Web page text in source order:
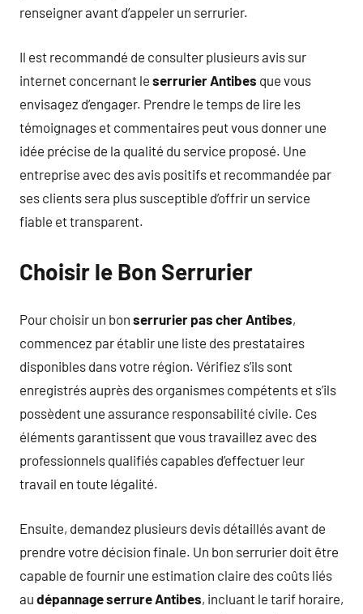
renseigner avant d’appeler un serrurier.
Il est recommandé de consulter plusieurs avis sur
internet concernant le serrurier Antibes que vous
envisagez d’engager. Prendre le temps de lire les
témoignages et commentaires peut vous donner une
idée précise de la qualité du service proposé. Une
entreprise avec des avis positifs et recommandée par
ses clients sera plus susceptible d’offrir un service
fiable et transparent.
Choisir le Bon Serrurier
Pour choisir un bon serrurier pas cher Antibes,
commencez par établir une liste des prestataires
disponibles dans votre région. Vérifiez s’ils sont
enregistrés auprès des organismes compétents et s’ils
possèdent une assurance responsabilité civile. Ces
éléments garantissent que vous travaillez avec des
professionnels qualifiés capables d’effectuer leur
travail en toute légalité.
Ensuite, demandez plusieurs devis détaillés avant de
prendre votre décision finale. Un bon serrurier doit être
capable de fournir une estimation claire des coûts liés
au dépannage serrure Antibes, incluant le tarif horaire,